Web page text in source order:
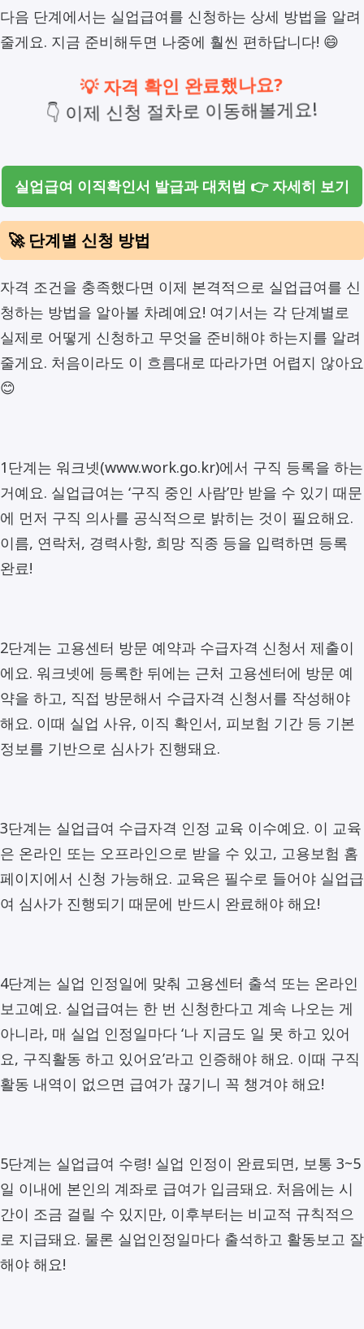
다음 단계에서는 실업급여를 신청하는 상세 방법을 알려
줄게요. 지금 준비해두면 나중에 훨씬 편하답니다! 😄
💡 자격 확인 완료했나요?
👇 이제 신청 절차로 이동해볼게요!
실업급여 이직확인서 발급과 대처법 👉 자세히 보기
🚀 단계별 신청 방법
자격 조건을 충족했다면 이제 본격적으로 실업급여를 신
청하는 방법을 알아볼 차례예요! 여기서는 각 단계별로
실제로 어떻게 신청하고 무엇을 준비해야 하는지를 알려
줄게요. 처음이라도 이 흐름대로 따라가면 어렵지 않아요
😊
1단계는 워크넷(www.work.go.kr)에서 구직 등록을 하는
거예요. 실업급여는 ‘구직 중인 사람’만 받을 수 있기 때문
에 먼저 구직 의사를 공식적으로 밝히는 것이 필요해요.
이름, 연락처, 경력사항, 희망 직종 등을 입력하면 등록
완료!
2단계는 고용센터 방문 예약과 수급자격 신청서 제출이
에요. 워크넷에 등록한 뒤에는 근처 고용센터에 방문 예
약을 하고, 직접 방문해서 수급자격 신청서를 작성해야
해요. 이때 실업 사유, 이직 확인서, 피보험 기간 등 기본
정보를 기반으로 심사가 진행돼요.
3단계는 실업급여 수급자격 인정 교육 이수예요. 이 교육
은 온라인 또는 오프라인으로 받을 수 있고, 고용보험 홈
페이지에서 신청 가능해요. 교육은 필수로 들어야 실업급
여 심사가 진행되기 때문에 반드시 완료해야 해요!
4단계는 실업 인정일에 맞춰 고용센터 출석 또는 온라인
보고예요. 실업급여는 한 번 신청한다고 계속 나오는 게
아니라, 매 실업 인정일마다 ‘나 지금도 일 못 하고 있어
요, 구직활동 하고 있어요’라고 인증해야 해요. 이때 구직
활동 내역이 없으면 급여가 끊기니 꼭 챙겨야 해요!
5단계는 실업급여 수령! 실업 인정이 완료되면, 보통 3~5
일 이내에 본인의 계좌로 급여가 입금돼요. 처음에는 시
간이 조금 걸릴 수 있지만, 이후부터는 비교적 규칙적으
로 지급돼요. 물론 실업인정일마다 출석하고 활동보고 잘
해야 해요!